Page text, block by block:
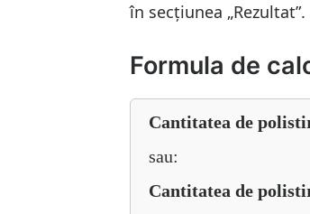
în secțiunea „Rezultat”.
Formula de
Cantitatea de
sau:
Cantitatea de